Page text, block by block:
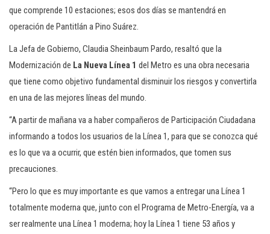
que comprende 10 estaciones; esos dos días se mantendrá en
operación de Pantitlán a Pino Suárez.
La Jefa de Gobierno, Claudia Sheinbaum Pardo, resaltó que la
Modernización de La Nueva Línea 1 del Metro es una obra necesaria
que tiene como objetivo fundamental disminuir los riesgos y convertirla
en una de las mejores líneas del mundo.
“A partir de mañana va a haber compañeros de Participación Ciudadana
informando a todos los usuarios de la Línea 1, para que se conozca qué
es lo que va a ocurrir, que estén bien informados, que tomen sus
precauciones.
“Pero lo que es muy importante es que vamos a entregar una Línea 1
totalmente moderna que, junto con el Programa de Metro-Energía, va a
ser realmente una Línea 1 moderna; hoy la Línea 1 tiene 53 años y